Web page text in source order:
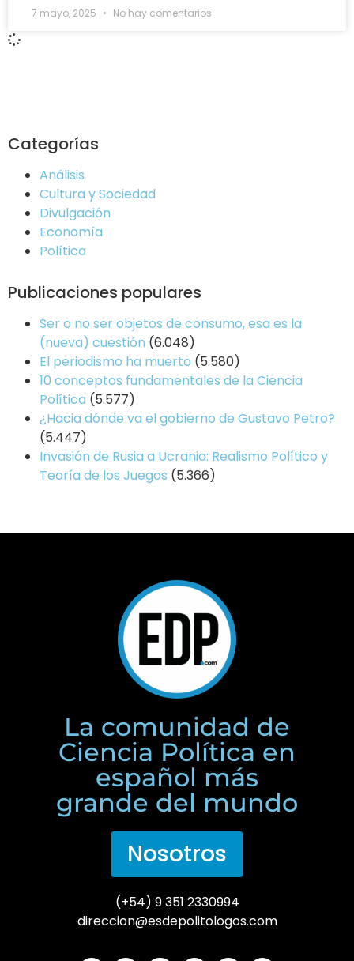
7 mayo, 2025 No hay comentarios
Categorías
Análisis
Cultura y Sociedad
Divulgación
Economía
Política
Publicaciones populares
Ser o no ser objetos de consumo, esa es la
(nueva) cuestión (6.048)
El periodismo ha muerto (5.580)
10 conceptos fundamentales de la Ciencia
Política (5.577)
¿Hacia dónde va el gobierno de Gustavo Petro?
(5.447)
Invasión de Rusia a Ucrania: Realismo Político y
Teoría de los Juegos (5.366)
La comunidad de
Ciencia Política en
español más
grande del mundo
Nosotros
(+54) 9 351 2330994
direccion@esdepolitologos.com